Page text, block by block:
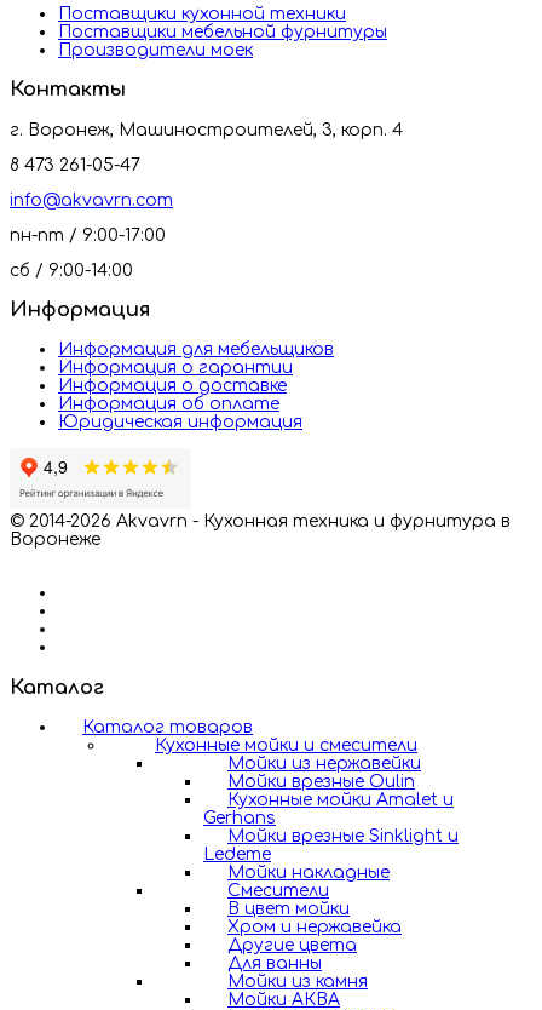
Поставщики кухонной техники
Поставщики мебельной фурнитуры
Производители моек
Контакты
г. Воронеж, Машиностроителей, 3, корп. 4
8 473 261-05-47
info@akvavrn.com
пн-пт / 9:00-17:00
сб / 9:00-14:00
Информация
Информация для мебельщиков
Информация о гарантии
Информация о доставке
Информация об оплате
Юридическая информация
© 2014-2026 Akvavrn - Кухонная техника и фурнитура в
Воронеже
Каталог
Каталог товаров
Кухонные мойки и смесители
Мойки из нержавейки
Мойки врезные Oulin
Кухонные мойки Amalet и
Gerhans
Мойки врезные Sinklight и
Ledeme
Мойки накладные
Смесители
В цвет мойки
Хром и нержавейка
Другие цвета
Для ванны
Мойки из камня
Мойки АКВА